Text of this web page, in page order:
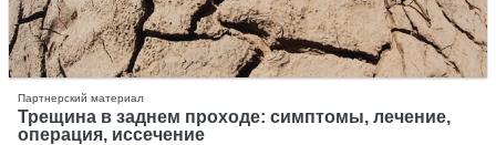
Партнерский материал
Трещина в заднем проходе: симптомы, лечение,
операция, иссечение